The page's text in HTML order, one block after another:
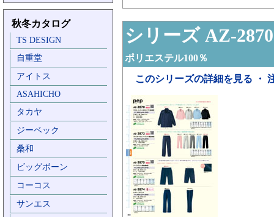
秋冬カタログ
TS DESIGN
自重堂
アイトス
ASAHICHO
タカヤ
ジーベック
桑和
ビッグボーン
コーコス
サンエス
シリーズ AZ-2870
ポリエステル100％
このシリーズの詳細を見る ・